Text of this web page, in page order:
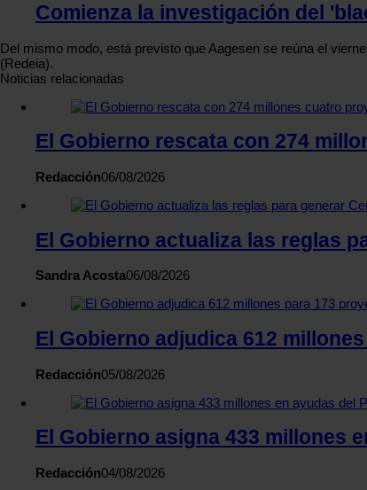
Comienza la investigación del
Del mismo modo, está previsto que Aagesen se reúna el
(Redeia).
Noticias relacionadas
El Gobierno rescata con 274
Redacción06/08/2026
El Gobierno actualiza las reglas
Sandra Acosta06/08/2026
El Gobierno adjudica 612
Redacción05/08/2026
El Gobierno asigna 433 millones
Redacción04/08/2026